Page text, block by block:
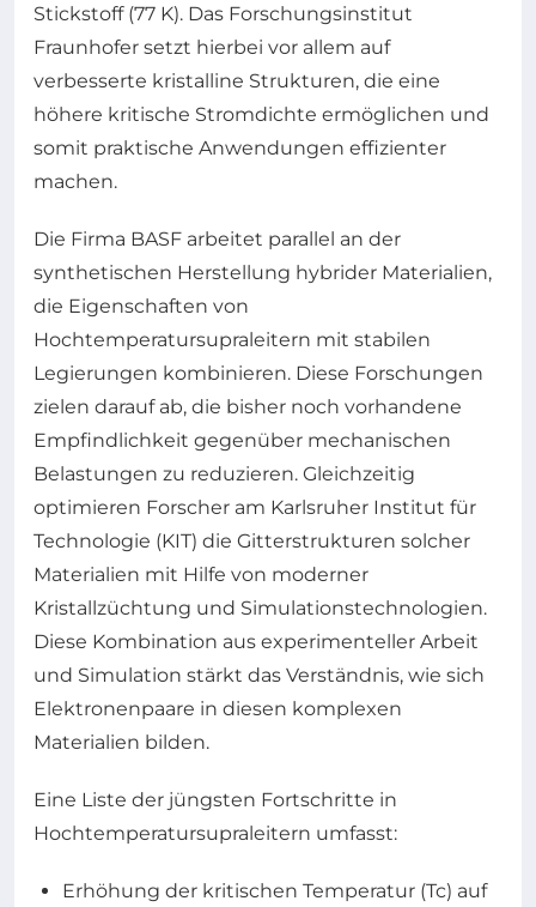
Stickstoff (77 K). Das Forschungsinstitut
Fraunhofer setzt hierbei vor allem auf
verbesserte kristalline Strukturen, die eine
höhere kritische Stromdichte ermöglichen und
somit praktische Anwendungen effizienter
machen.
Die Firma BASF arbeitet parallel an der
synthetischen Herstellung hybrider Materialien,
die Eigenschaften von
Hochtemperatursupraleitern mit stabilen
Legierungen kombinieren. Diese Forschungen
zielen darauf ab, die bisher noch vorhandene
Empfindlichkeit gegenüber mechanischen
Belastungen zu reduzieren. Gleichzeitig
optimieren Forscher am Karlsruher Institut für
Technologie (KIT) die Gitterstrukturen solcher
Materialien mit Hilfe von moderner
Kristallzüchtung und Simulationstechnologien.
Diese Kombination aus experimenteller Arbeit
und Simulation stärkt das Verständnis, wie sich
Elektronenpaare in diesen komplexen
Materialien bilden.
Eine Liste der jüngsten Fortschritte in
Hochtemperatursupraleitern umfasst:
Erhöhung der kritischen Temperatur (Tc) auf